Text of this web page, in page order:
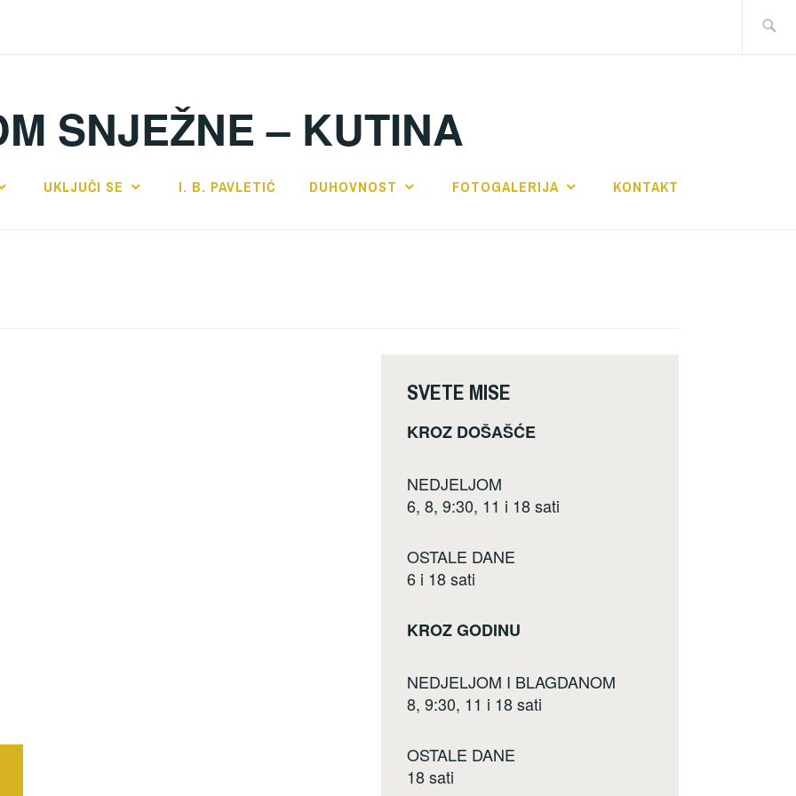
SNJEŽNE – KUTINA
UKLJUČI SE I. B. PAVLETIĆ DUHOVNOST FOTOGALERIJA KONTAKT
SVETE MISE
KROZ DOŠAŠĆE
NEDJELJOM
6, 8, 9:30, 11 i 18 sati
OSTALE DANE
6 i 18 sati
KROZ GODINU
NEDJELJOM I BLAGDANOM
8, 9:30, 11 i 18 sati
OSTALE DANE
18 sati